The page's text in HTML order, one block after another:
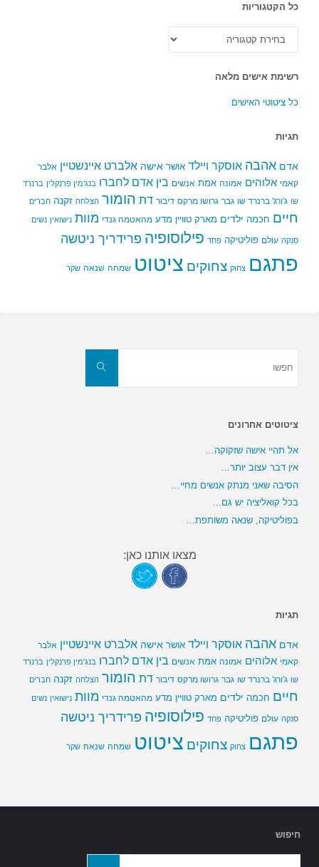
כל הקטגוריות
הקטגוריות
רשימת אישים מלאה
כל ציטוטי האישים
תגיות
אדם אהבה אוסקר ויילד אושר אישה אלברט איינשטיין אלבר
קאמי אלוהים אמונה אמת אנשים בין אדם לחברו בנג'מין פרנקלין ברנרד
שו ג'ורג' ברנרד שו גבר גרושו מרקס דיבור דת הומור הצלחה זקנה חברים
חיים חכמה ילדים מארק טוויין מדע מהאטמה גנדי מוות נישואין נשים
סנקה עולם פוליטיקה פחד פילוסופיה פרידריך ניטשה
פתגם צחוק צחוקים ציטוט שמחה שנאה שקר
חפשו
ציטוטים אחרונים
אל תהיי אישה שזקוקה…
אין דבר עצוב יותר…
הסיבה שאני מנתק אנשים מחיי…
בכל קואליציה יש גם…
בפוליטיקה, שנאה משותפת…
מצאו אותנו כאן:
תגיות
אדם אהבה אוסקר ויילד אושר אישה אלברט איינשטיין אלבר
קאמי אלוהים אמונה אמת אנשים בין אדם לחברו בנג'מין פרנקלין ברנרד
שו ג'ורג' ברנרד שו גבר גרושו מרקס דיבור דת הומור הצלחה זקנה חברים
חיים חכמה ילדים מארק טוויין מדע מהאטמה גנדי מוות נישואין נשים
סנקה עולם פוליטיקה פחד פילוסופיה פרידריך ניטשה
פתגם צחוק צחוקים ציטוט שמחה שנאה שקר
חיפוש